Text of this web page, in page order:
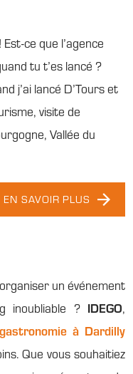
ce que l’agence
tu t’es lancé ?
j’ai lancé D’Tours et
visite de
Vallée du
EN SAVOIR PLUS
un événement
inoubliable ? IDEGO,
à Dardilly
Que vous souhaitiez